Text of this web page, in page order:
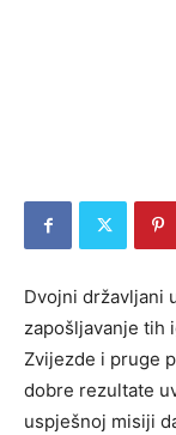
Dvojni državljani
zapošljavanje tih
Zvijezde i pruge
dobre rezultate
uspješnoj misiji